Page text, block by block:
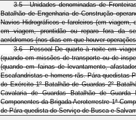
3.5 - Unidades denominadas de
Batalhão de Engenharia de Construção
Navios Hidrográficos e faroleiros (em viagem,
em viagem, prontidão ou reparo fora da
aeródromos (nos dias em que houver
3.6 - Pessoal De quarto à noite em
(quando em missões de transporte ou de
(quando em fainas de levantamento,
Escafandristas e homens-rãs. Pára-quedistas
do Exército 1º Batalhão de Guardas 2º
Cavalaria de Guardas Batalhão de Guarda
Componentes da Brigada Aeroterrestre 1ª
de Pára-quedista do Serviço de Busca e